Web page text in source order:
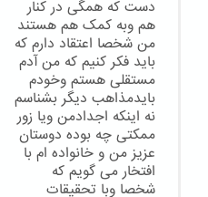
دست که همگی در کنار
هم وبه کمک هم هستند
من شخصا اعتقاد دارم که
باید فکر کنیم که من آدم
مستقلی هستم وخودم
بایدمذاهب دیگر بشناسم
نه اینکه اجدادمن ویا زور
ممکتی چه بوده دوستان
عزیز من و خانواده ام با
افتخار می گویم که
شخصا وبا تحقیقات